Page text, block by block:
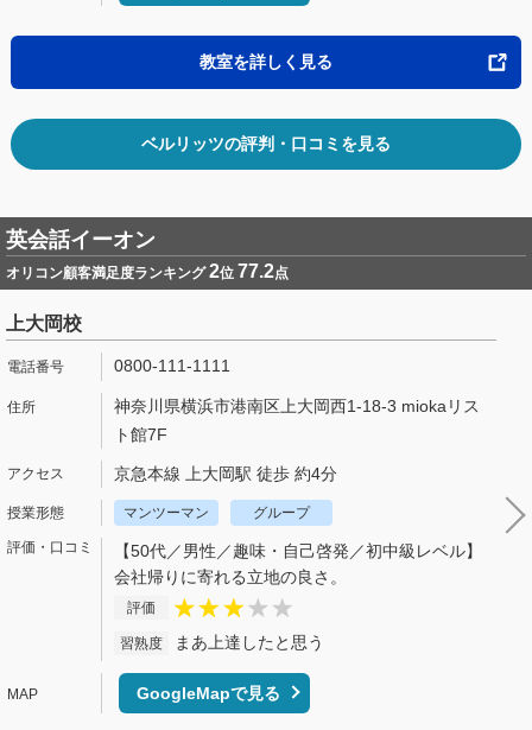
教室を詳しく見る
ベルリッツの評判・口コミを見る
英会話イーオン
オリコン顧客満足度ランキング2位 77.2点
上大岡校
0800-111-1111
神奈川県横浜市港南区上大岡西1-18-3 miokaリス
ト館7F
京急本線 上大岡駅 徒歩 約4分
マンツーマン グループ
【50代／男性／趣味・自己啓発／初中級レベル】
会社帰りに寄れる立地の良さ。
評価
習熟度 まあ上達したと思う
GoogleMapで見る